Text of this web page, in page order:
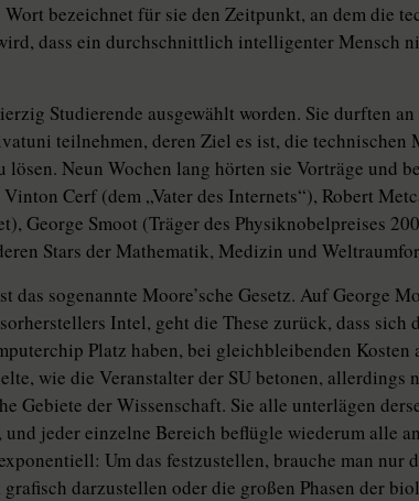
bezeichnet für sie den Zeitpunkt, an dem die
dass ein durchschnittlich intelligenter Mensch
Studierende ausgewählt worden. Sie durften an
teilnehmen, deren Ziel es ist, die
lösen. Neun Wochen lang hörten sie Vorträge und
Cerf (dem „Vater des Internets“), Robert
George Smoot (Träger des Physiknobelpreises
Stars der Mathematik, Medizin und
das sogenannte Moore’sche Gesetz. Auf George
Intel, geht die These zurück, dass sich
Platz haben, bei gleichbleibenden Kosten
wie die Veranstalter der SU betonen, allerdings
Gebiete der Wissenschaft. Sie alle unterlägen
jeder einzelne Bereich beflügle wiederum alle
Um das festzustellen, brauche man nur
darzustellen oder die großen Phasen der